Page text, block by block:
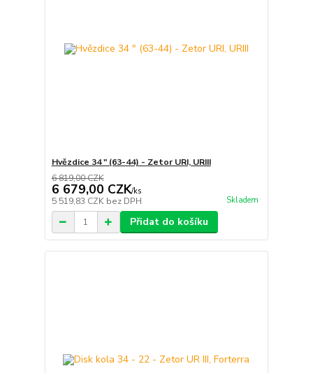
Hvězdice 34 " (63-44) - Zetor URI, URIII
6 819,00 CZK
6 679,00 CZK/ks
5 519,83 CZK bez DPH Skladem
Přidat do košíku